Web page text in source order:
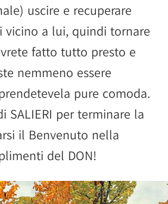
uscire e recuperare
vicino a lui, quindi tornare
fatto tutto presto e
nemmeno essere
pure comoda.
SALIERI per terminare la
il Benvenuto nella
del DON!